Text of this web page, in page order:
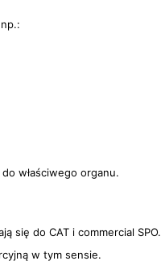
do właściwego organu.
się do CAT i commercial SPO.
w tym sensie.